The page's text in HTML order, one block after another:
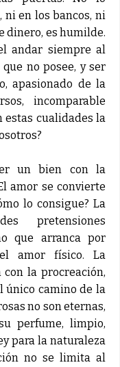
ni en los bancos, ni
dinero, es humilde.
andar siempre al
no posee, y ser
apasionado de la
incomparable
estas cualidades la
un bien con la
amor se convierte
lo consigue? La
pretensiones
que arranca por
amor físico. La
la procreación,
único camino de la
no son eternas,
perfume, limpio,
para la naturaleza
no se limita al